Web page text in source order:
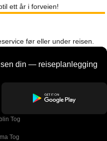
ett år i forveien!
før eller under reisen.
din — reiseplanlegging
Tog
Tog